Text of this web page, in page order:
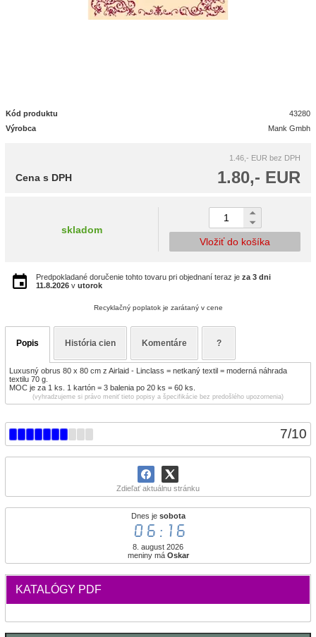
7/10
Zdieľať aktuálnu stránku
Dnes je sobota
06:16
8. august 2026
meniny má Oskar
KATALÓGY PDF
Kód produktu
43280
Výrobca
Mank Gmbh
1.46,- EUR bez DPH
1.80,- EUR
Cena s DPH
skladom
Vložiť do košíka
Predpokladané doručenie tohto tovaru pri objednaní teraz je za 3 dni
11.8.2026 v utorok
Recyklačný poplatok je zarátaný v cene
Popis História cien Komentáre ?
Luxusný obrus 80 x 80 cm z Airlaid - Linclass = netkaný textil = moderná náhrada
textilu 70 g.
MOC je za 1 ks. 1 kartón = 3 balenia po 20 ks = 60 ks.
(vyhradzujeme si právo meniť tieto popisy a špecifikácie bez predošlého upozornenia)